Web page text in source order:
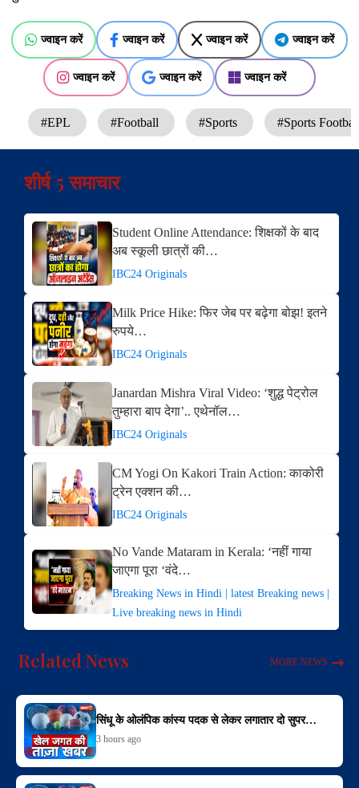
ज्वाइन करें ज्वाइन करें ज्वाइन करें ज्वाइन करें
ज्वाइन करें ज्वाइन करें ज्वाइन करें
#EPL #Football #Sports #Sports
शीर्ष 5 समाचार
Student Online Attendance: शिक्षकों के बाद
अब स्कूली छात्रों की…
IBC24 Originals
Milk Price Hike: फिर जेब पर बढ़ेगा बोझ! इतने
रुपये…
IBC24 Originals
Janardan Mishra Viral Video: ‘शुद्ध पेट्रोल
तुम्हारा बाप देगा’.. एथेनॉल…
IBC24 Originals
CM Yogi On Kakori Train Action: काकोरी
ट्रेन एक्शन की…
IBC24 Originals
No Vande Mataram in Kerala: ‘नहीं गाया
जाएगा पूरा ‘वंदे…
Breaking News in Hindi | latest Breaking news |
Live breaking news in Hindi
Related News MORE NEWS
सिंधू के ओलंपिक कांस्य पदक से लेकर लगातार दो सुपर…
3 hours ago